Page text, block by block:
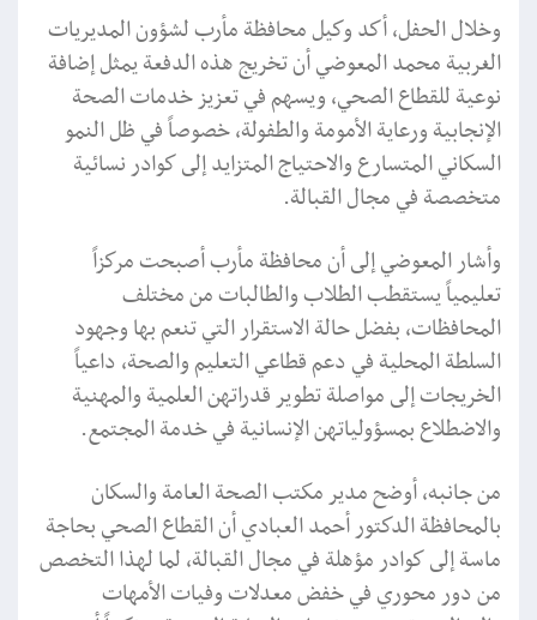
وخلال الحفل، أكد وكيل محافظة مأرب لشؤون المديريات
الغربية محمد المعوضي أن تخريج هذه الدفعة يمثل إضافة
نوعية للقطاع الصحي، ويسهم في تعزيز خدمات الصحة
الإنجابية ورعاية الأمومة والطفولة، خصوصاً في ظل النمو
السكاني المتسارع والاحتياج المتزايد إلى كوادر نسائية
متخصصة في مجال القبالة.
وأشار المعوضي إلى أن محافظة مأرب أصبحت مركزاً
تعليمياً يستقطب الطلاب والطالبات من مختلف
المحافظات، بفضل حالة الاستقرار التي تنعم بها وجهود
السلطة المحلية في دعم قطاعي التعليم والصحة، داعياً
الخريجات إلى مواصلة تطوير قدراتهن العلمية والمهنية
والاضطلاع بمسؤولياتهن الإنسانية في خدمة المجتمع.
من جانبه، أوضح مدير مكتب الصحة العامة والسكان
بالمحافظة الدكتور أحمد العبادي أن القطاع الصحي بحاجة
ماسة إلى كوادر مؤهلة في مجال القبالة، لما لهذا التخصص
من دور محوري في خفض معدلات وفيات الأمهات